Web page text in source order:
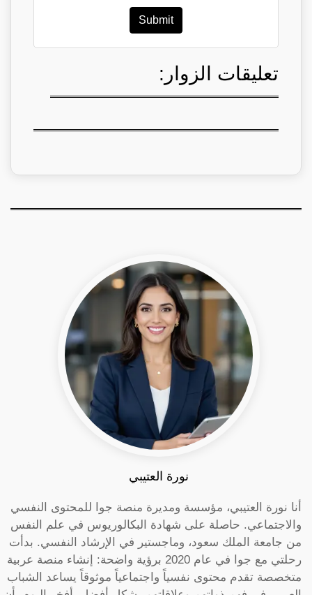
Submit
تعليقات الزوار:
نورة العتيبي
أنا نورة العتيبي، مؤسسة ومديرة منصة جوا للمحتوى النفسي
والاجتماعي. حاصلة على شهادة البكالوريوس في علم النفس
من جامعة الملك سعود، وماجستير في الإرشاد النفسي. بدأت
رحلتي مع جوا في عام 2020 برؤية واضحة: إنشاء منصة عربية
متخصصة تقدم محتوى نفسياً واجتماعياً موثوقاً يساعد الشباب